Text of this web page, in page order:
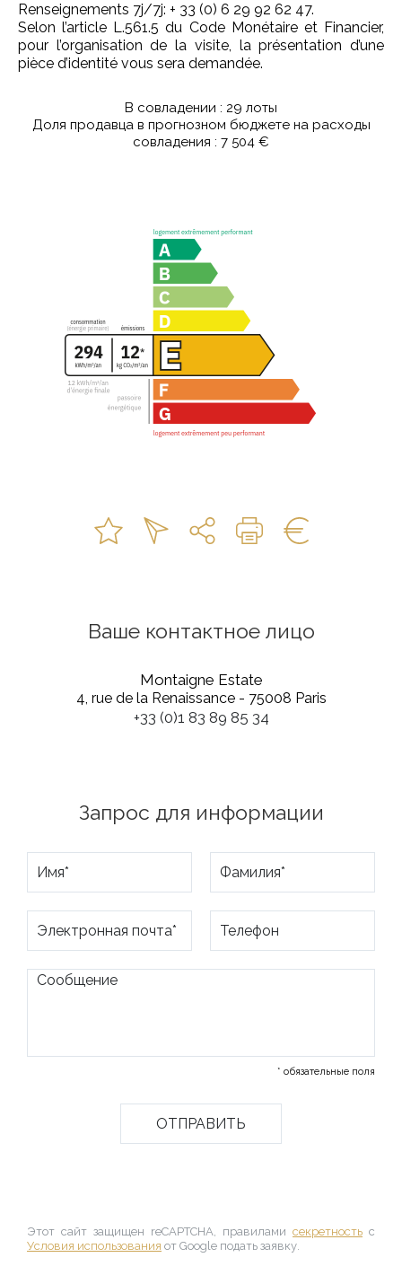
Renseignements 7j/7j: + 33 (0) 6 29 92 62 47.
Selon l’article L.561.5 du Code Monétaire et Financier,
pour l’organisation de la visite, la présentation d’une
pièce d’identité vous sera demandée.
В совладении : 29 лоты
Доля продавца в прогнозном бюджете на расходы
совладения : 7 504 €
Ваше контактное лицо
Montaigne Estate
4, rue de la Renaissance - 75008 Paris
+33 (0)1 83 89 85 34
Запрос для информации
* обязательные поля
Этот сайт защищен reCAPTCHA, правилами секретность с
Условия использования от Google подать заявку.